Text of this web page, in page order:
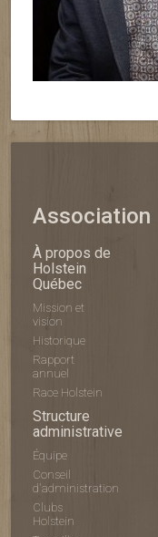
Association
À propos de
Holstein
Québec
Mission et
vision
Historique
Rapport
annuel
Race Holstein
Structure
administrative
Équipe
Conseil
d'administration
Clubs
Holstein